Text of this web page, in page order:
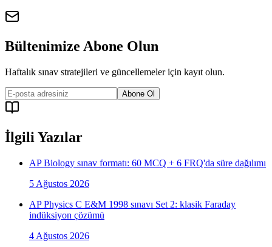
Bültenimize Abone Olun
Haftalık sınav stratejileri ve güncellemeler için kayıt olun.
Abone Ol
İlgili Yazılar
AP Biology sınav formatı: 60 MCQ + 6 FRQ'da süre dağılımı
5 Ağustos 2026
AP Physics C E&M 1998 sınavı Set 2: klasik Faraday
indüksiyon çözümü
4 Ağustos 2026